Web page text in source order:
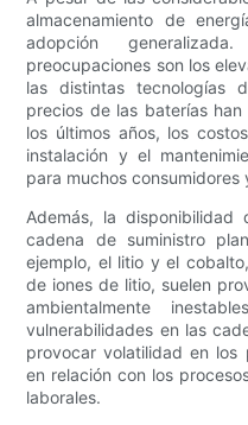
almacenamiento de
adopción
preocupaciones son los
las distintas tecnologías
precios de las baterías
los últimos años, los
instalación y el
para muchos consumidores
Además, la
cadena de suministro
ejemplo, el litio y el
de iones de litio, suelen
ambientalmente
vulnerabilidades en las
provocar volatilidad en los
en relación con los
laborales.